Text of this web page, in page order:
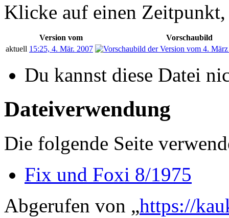
Klicke auf einen Zeitpunkt,
Version vom
Vorschaubild
aktuell 15:25, 4. Mär. 2007
Du kannst diese Datei
Dateiverwendung
Die folgende Seite
Fix und Foxi 8/1975
Abgerufen von „https://